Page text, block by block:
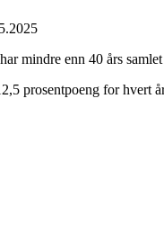
mindre enn 40 års
prosentpoeng for hvert